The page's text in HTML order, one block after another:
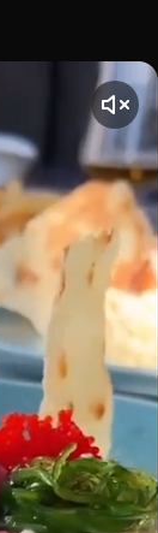
histórico
El vídeo